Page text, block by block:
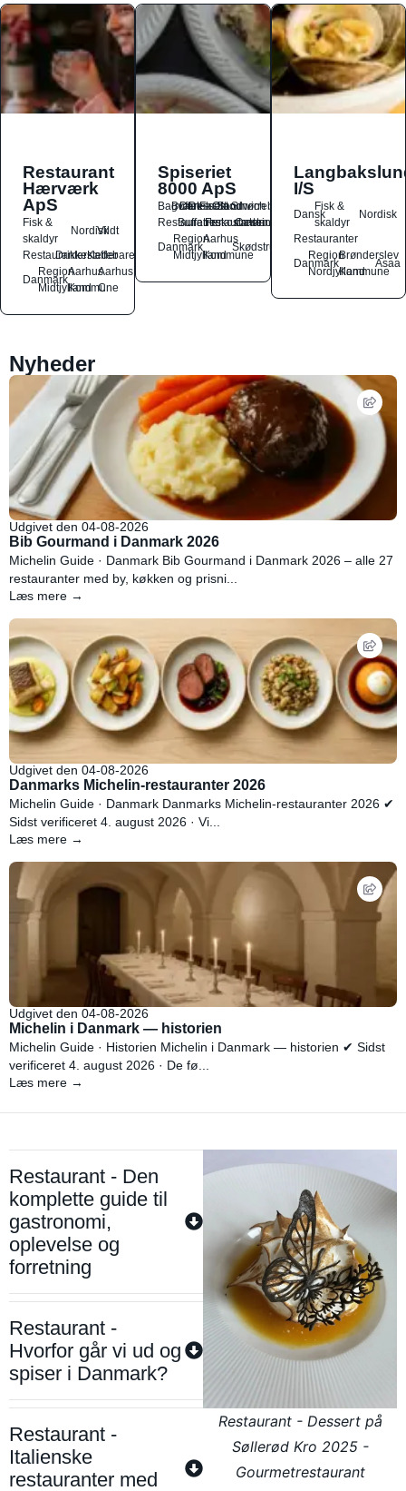
Restaurant
Hærværk
ApS
Fisk &
skaldyr
NordiskVildt
RestauranterDrikkesteder
Kaffebarer
Danmark
Region
Midtjylland
Aarhus
Kommune
Aarhus
C
Spiseriet
8000 ApS
Bagværk
Buffet
Dansk
Dessert
Fastfood
Ost
Sandwich
Smørrebrød
Restauranter
Buffetrestauranter
Frokostrestauranter
Catering
Danmark
Region
Midtjylland
Aarhus
Kommune
Skødstrup
I/S
Dansk
Fisk &
skaldyr
Nordisk
Restauranter
Danmark
Region
Nordjylland
Brønderslev
Kommune
Asaa
Nyheder
Udgivet den 04-08-2026
Bib Gourmand i Danmark 2026
Michelin Guide · Danmark Bib Gourmand i Danmark 2026 – alle 27
restauranter med by, køkken og prisni...
Læs mere →
Udgivet den 04-08-2026
Danmarks Michelin-restauranter 2026
Michelin Guide · Danmark Danmarks Michelin-restauranter 2026 ✔
Sidst verificeret 4. august 2026 · Vi...
Læs mere →
Udgivet den 04-08-2026
Michelin i Danmark — historien
Michelin Guide · Historien Michelin i Danmark — historien ✔ Sidst
verificeret 4. august 2026 · De fø...
Læs mere →
Restaurant - Den
komplette guide til
gastronomi,
oplevelse og
forretning
Restaurant -
Hvorfor går vi ud og
spiser i Danmark?
Restaurant -
Italienske
restauranter med
Restaurant - Dessert på
Søllerød Kro 2025 -
Gourmetrestaurant